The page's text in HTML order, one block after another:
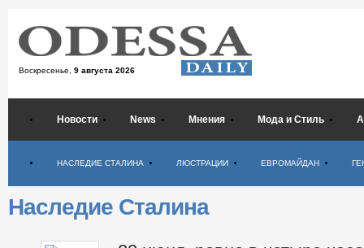
Воскресенье, 9 августа 2026
Новости News Мнения Мода и Стиль
НАСЛЕДИЕ СТАЛИНА ЛЮСТРАЦИИ ЕВРОМАЙДАН
Наследие Сталина